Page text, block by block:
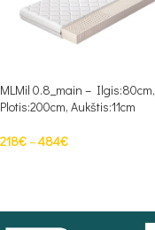
MLMil 0.8_main – Ilgis:80cm,
Plotis:200cm, Aukštis:11cm
218€–484€